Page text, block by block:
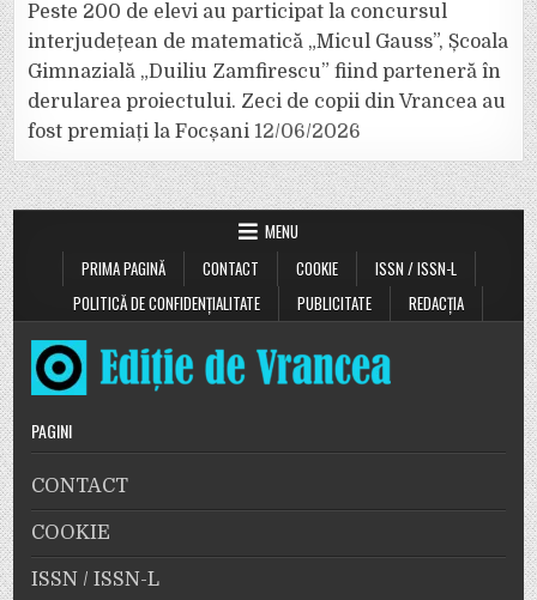
Peste 200 de elevi au participat la concursul
interjudețean de matematică „Micul Gauss”, Școala
Gimnazială „Duiliu Zamfirescu” fiind parteneră în
derularea proiectului. Zeci de copii din Vrancea au
fost premiați la Focșani 12/06/2026
MENU
PRIMA PAGINĂ
CONTACT COOKIE
ISSN / ISSN-L
POLITICĂ DE CONFIDENȚIALITATE
PUBLICITATE REDACȚIA
PAGINI
CONTACT
COOKIE
ISSN / ISSN-L